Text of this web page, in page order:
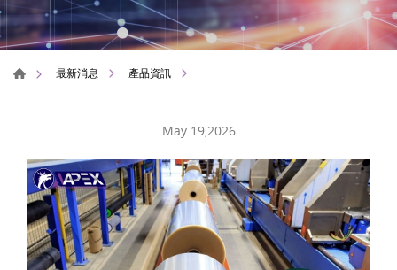
最新消息 產品資訊
May 19,2026